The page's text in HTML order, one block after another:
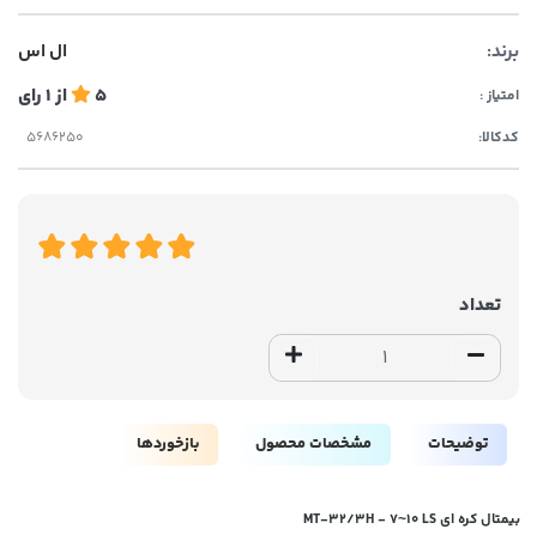
برند: ال اس
امتیاز : 5 از1رای
کدکالا:
تعداد
توضیحات مشخصات محصول بازخوردها
بیمتال کره ای MT-32/3H - 7~10 LS